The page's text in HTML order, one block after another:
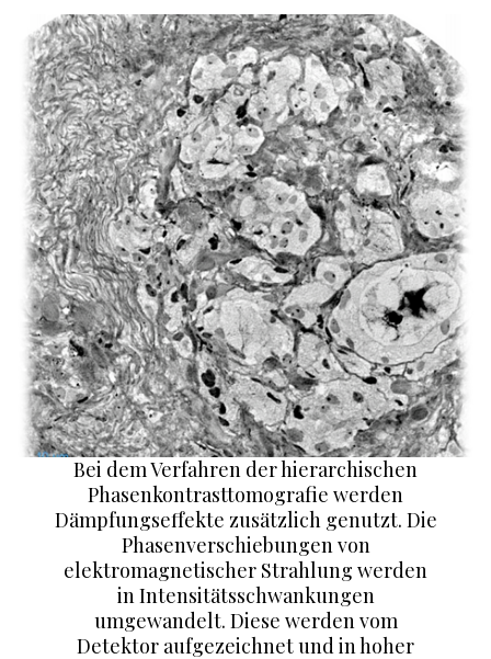
Bei dem Verfahren der hierarchischen
Phasenkontrasttomografie werden
Dämpfungseffekte zusätzlich genutzt. Die
Phasenverschiebungen von
elektromagnetischer Strahlung werden
in Intensitätsschwankungen
umgewandelt. Diese werden vom
Detektor aufgezeichnet und in hoher